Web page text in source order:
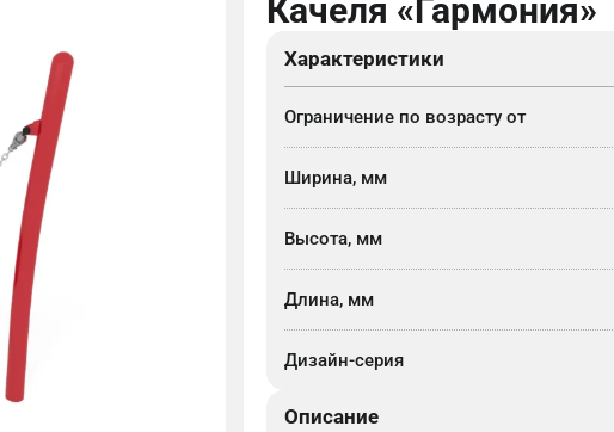
Качеля «Гармония»
Характеристики
Ограничение по возрасту от
Ширина, мм
Высота, мм
Длина, мм
Дизайн-серия
Описание